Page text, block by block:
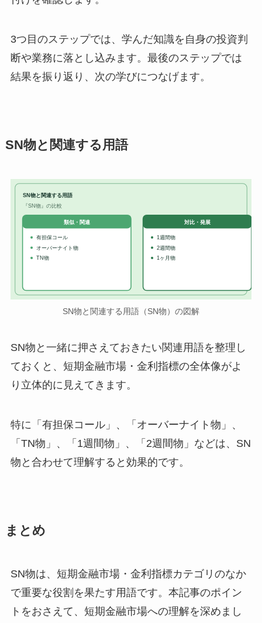
3つ目のステップでは、学んだ知識を自身の投資判
断や業務に落とし込みます。最後のステップでは
結果を振り返り、次の学びにつなげます。
SN物と関連する用語
SN物と関連する用語
『SN物』の比較
類似・関連
有担保コール
オーバーナイト物
TN物
対比・発展
1週間物
2週間物
1ヶ月物
SN物と関連する用語（SN物）の図解
SN物と一緒に押さえておきたい関連用語を整理し
ておくと、短期金融市場・金利指標の全体像がよ
り立体的に見えてきます。
特に「有担保コール」、「オーバーナイト物」、
「TN物」、「1週間物」、「2週間物」などは、SN
物と合わせて理解すると効果的です。
まとめ
SN物は、短期金融市場・金利指標カテゴリのなか
で重要な役割を果たす用語です。本記事のポイン
トをおさえて、短期金融市場への理解を深めまし